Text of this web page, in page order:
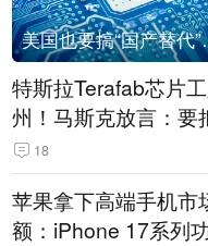
美国也
特斯拉Terafab芯片
州！马斯克放言：要
回美国
18
苹果拿下高端手机市
额：iPhone 17系列